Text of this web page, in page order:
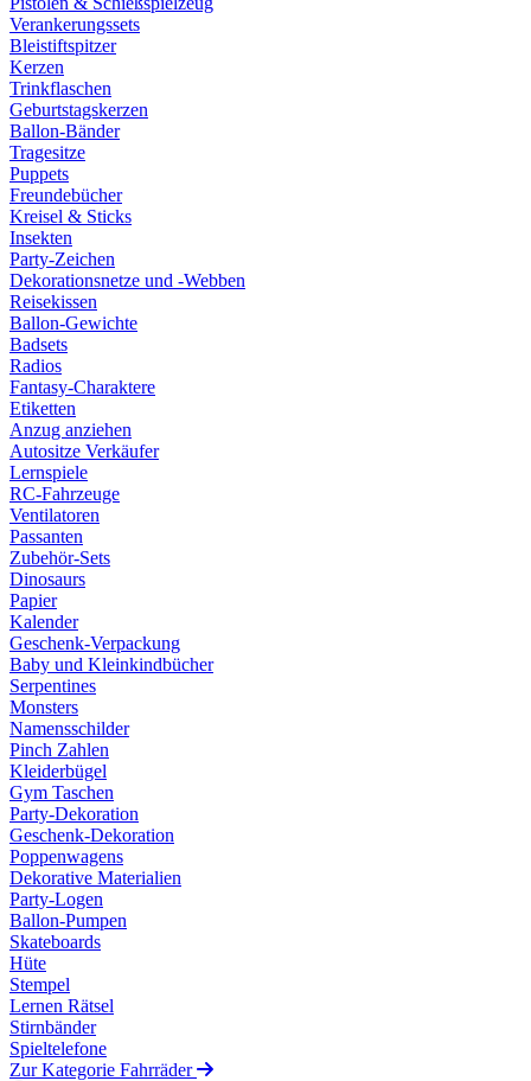
Verankerungssets
Bleistiftspitzer
Kerzen
Trinkflaschen
Geburtstagskerzen
Ballon-Bänder
Tragesitze
Puppets
Freundebücher
Kreisel & Sticks
Insekten
Party-Zeichen
Dekorationsnetze und -Webben
Reisekissen
Ballon-Gewichte
Badsets
Radios
Fantasy-Charaktere
Etiketten
Anzug anziehen
Autositze Verkäufer
Lernspiele
RC-Fahrzeuge
Ventilatoren
Passanten
Zubehör-Sets
Dinosaurs
Papier
Kalender
Geschenk-Verpackung
Baby und Kleinkindbücher
Serpentines
Monsters
Namensschilder
Pinch Zahlen
Kleiderbügel
Gym Taschen
Party-Dekoration
Geschenk-Dekoration
Poppenwagens
Dekorative Materialien
Party-Logen
Ballon-Pumpen
Skateboards
Hüte
Stempel
Lernen Rätsel
Stirnbänder
Spieltelefone
Zur Kategorie Fahrräder